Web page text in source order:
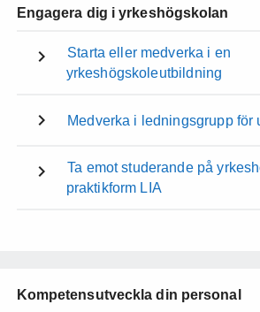
Engagera dig i yrkeshögskolan
Starta eller medverka i en
yrkeshögskoleutbildning
Medverka i ledningsgrupp för
Ta emot studerande på
praktikform LIA
Kompetensutveckla din personal